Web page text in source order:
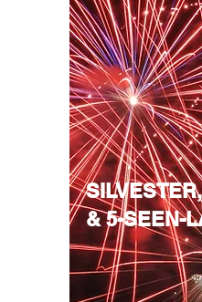
& 5-SEEN-